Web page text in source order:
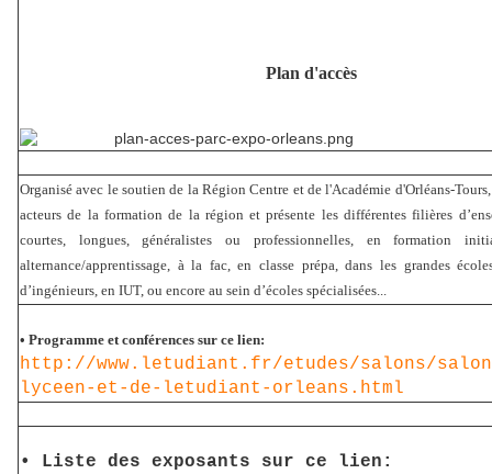
Plan d'accès
Organisé avec le soutien de la Région Centre et de l'Académie d'Orléans-
acteurs de la formation de la région et présente les différentes filières
courtes, longues, généralistes ou professionnelles, en formation
alternance/apprentissage, à la fac, en classe prépa, dans les grandes
d’ingénieurs, en IUT, ou encore au sein d’écoles spécialisées...
• Programme et conférences sur ce lien:
http://www.letudiant.fr/etudes/salons/
lyceen-et-de-letudiant-orleans.html
• Liste des exposants sur ce lien: